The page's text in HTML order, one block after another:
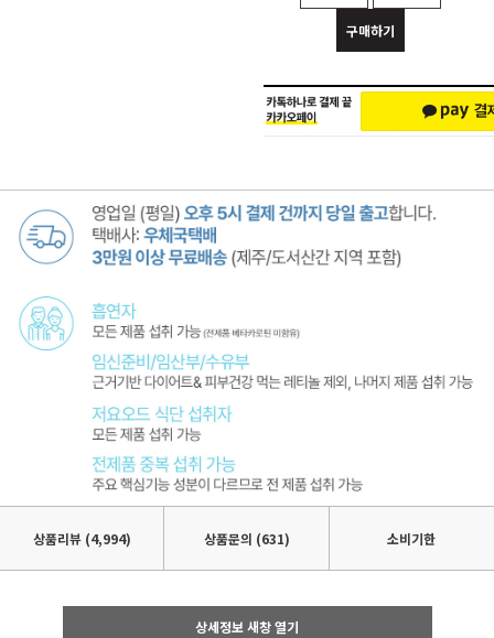
구매하기
상품리뷰 (4,994) 상품문의 (631) 소비기한
상세정보 새창 열기